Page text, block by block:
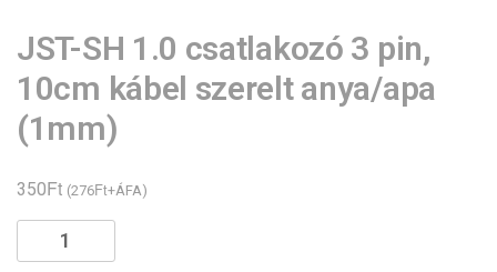
JST-SH 1.0 csatlakozó 3 pin,
10cm kábel szerelt anya/apa
(1mm)
350Ft (276Ft+ÁFA)
SH